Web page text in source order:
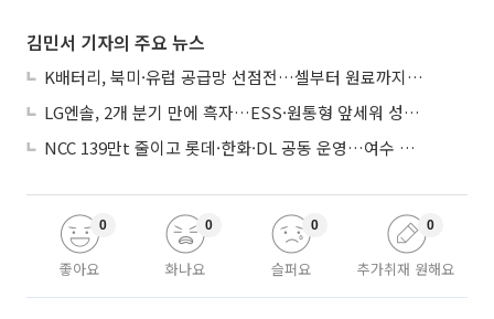
김민서 기자의 주요 뉴스
K배터리, 북미·유럽 공급망 선점전…셀부터 원료까지 현지화
LG엔솔, 2개 분기 만에 흑자…ESS·원통형 앞세워 성장 가속
NCC 139만t 줄이고 롯데·한화·DL 공동 운영…여수 1호 본궤도
좋아요
0
화나요
0
슬퍼요
0
추가취재 원해요
0